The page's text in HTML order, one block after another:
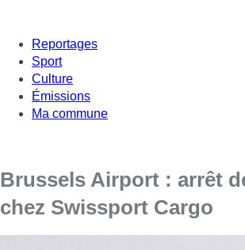
Reportages
Sport
Culture
Émissions
Ma commune
Brussels Airport : arrêt
chez Swissport Cargo